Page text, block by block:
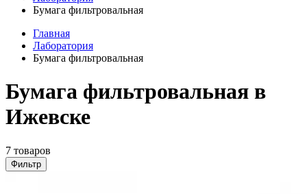
Бумага фильтровальная
Главная
Лаборатория
Бумага фильтровальная
Бумага фильтровальная в
Ижевске
7 товаров
Фильтр